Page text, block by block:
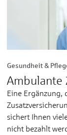
Gesundheit &
Ambulante
Eine Ergänzung,
sichert Ihnen
nicht bezahlt